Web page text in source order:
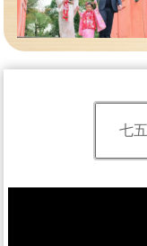
七